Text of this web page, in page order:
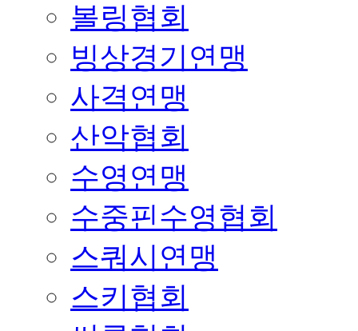
볼링협회
빙상경기연맹
사격연맹
산악협회
수영연맹
수중핀수영협회
스쿼시연맹
스키협회